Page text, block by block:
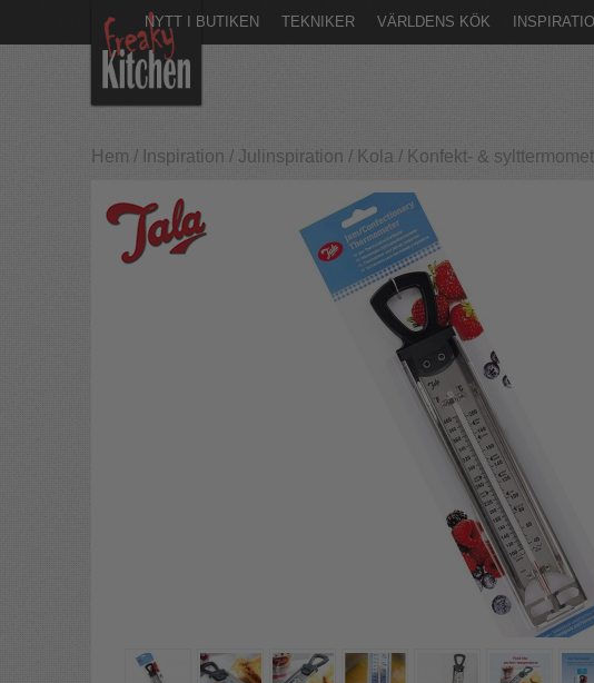
NYTT I BUTIKEN TEKNIKER VÄRLDENS KÖK
Hem / Inspiration / Julinspiration / Kola / Konfekt- &